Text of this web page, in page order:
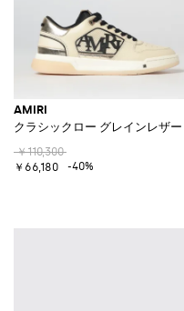
AMIRI
クラシックロー グレインレザ
￥110,300
￥66,180
-40%